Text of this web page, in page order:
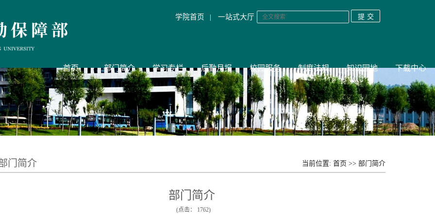
学院首页 | 一站式大厅
首页 部门简介 学习专栏 后勤月报 校园服务 制度法规 知识园地 下载中心
门简介 当前位置: 首页 >> 部门简介
部门简介
(点击： 1762)